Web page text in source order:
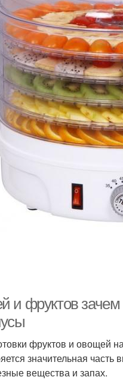
и фруктов
фруктов и овощей
значительная
вещества и запах.